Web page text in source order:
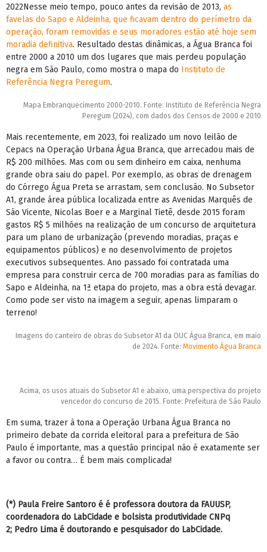
2022Nesse meio tempo, pouco antes da revisão de 2013, as
favelas do Sapo e Aldeinha, que ficavam dentro do perímetro da
operação, foram removidas e seus moradores estão até hoje sem
moradia definitiva. Resultado destas dinâmicas, a Água Branca foi
entre 2000 a 2010 um dos lugares que mais perdeu população
negra em São Paulo, como mostra o mapa do Instituto de
Referência Negra Peregum.
Mapa Embranquecimento 2000-2010. Fonte: Instituto de Referência Negra
Peregum (2024), com dados dos Censos de 2000 e 2010
Mais recentemente, em 2023, foi realizado um novo leilão de
Cepacs na Operação Urbana Água Branca, que arrecadou mais de
R$ 200 milhões. Mas com ou sem dinheiro em caixa, nenhuma
grande obra saiu do papel. Por exemplo, as obras de drenagem
do Córrego Água Preta se arrastam, sem conclusão. No Subsetor
A1, grande área pública localizada entre as Avenidas Marquês de
São Vicente, Nicolas Boer e a Marginal Tietê, desde 2015 foram
gastos R$ 5 milhões na realização de um concurso de arquitetura
para um plano de urbanização (prevendo moradias, praças e
equipamentos públicos) e no desenvolvimento de projetos
executivos subsequentes. Ano passado foi contratada uma
empresa para construir cerca de 700 moradias para as famílias do
Sapo e Aldeinha, na 1ª etapa do projeto, mas a obra está devagar.
Como pode ser visto na imagem a seguir, apenas limparam o
terreno!
Imagens do canteiro de obras do Subsetor A1 da OUC Água Branca, em maio
de 2024. Fonte: Movimento Água Branca
Acima, os usos atuais do Subsetor A1 e abaixo, uma perspectiva do projeto
vencedor do concurso de 2015. Fonte: Prefeitura de São Paulo
Em suma, trazer à tona a Operação Urbana Água Branca no
primeiro debate da corrida eleitoral para a prefeitura de São
Paulo é importante, mas a questão principal não é exatamente ser
a favor ou contra… É bem mais complicada!
(*) Paula Freire Santoro é é professora doutora da FAUUSP,
coordenadora do LabCidade e bolsista produtividade CNPq
2; Pedro Lima é doutorando e pesquisador do LabCidade.